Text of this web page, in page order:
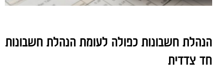
הנהלת חשבונות כפולה לעומת הנהלת חשבונות
חד צדדית